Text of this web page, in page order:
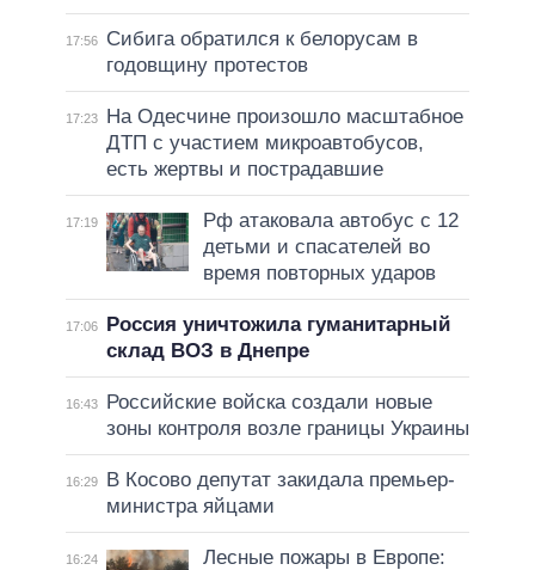
17:56
Сибига обратился к белорусам в
годовщину протестов
17:23
На Одесчине произошло масштабное
ДТП с участием микроавтобусов,
есть жертвы и пострадавшие
17:19
Рф атаковала автобус с 12
детьми и спасателей во
время повторных ударов
17:06
Россия уничтожила гуманитарный
склад ВОЗ в Днепре
16:43
Российские войска создали новые
зоны контроля возле границы Украины
16:29
В Косово депутат закидала премьер-
министра яйцами
16:24
Лесные пожары в Европе: